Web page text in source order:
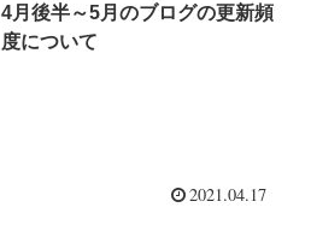
4月後半～5月のブログの更新頻
度について
2021.04.17